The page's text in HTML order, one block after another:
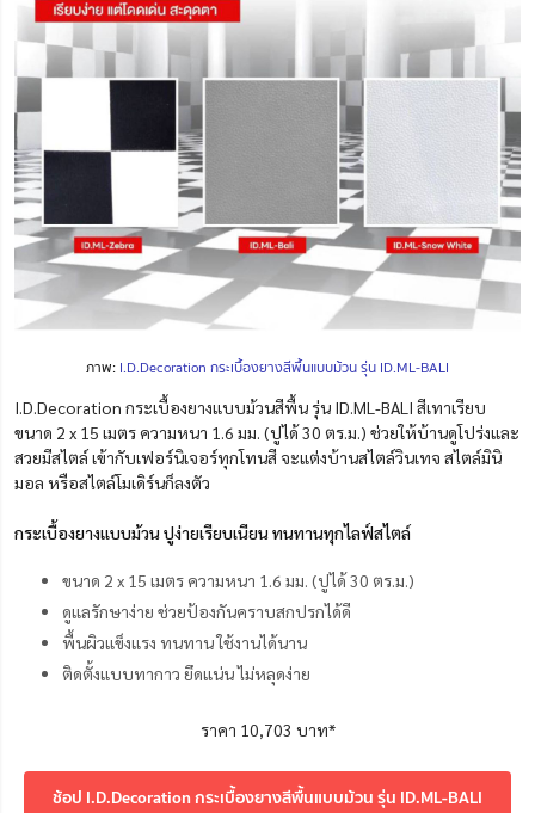
ภาพ: I.D.Decoration กระเบื้องยางสีพื้นแบบม้วน รุ่น ID.ML-BALI
I.D.Decoration กระเบื้องยางแบบม้วนสีพื้น รุ่น ID.ML-BALI สีเทาเรียบ
ขนาด 2 x 15 เมตร ความหนา 1.6 มม. (ปูได้ 30 ตร.ม.) ช่วยให้บ้านดูโปร่งและ
สวยมีสไตล์ เข้ากับเฟอร์นิเจอร์ทุกโทนสี จะแต่งบ้านสไตล์วินเทจ สไตล์มินิ
มอล หรือสไตล์โมเดิร์นก็ลงตัว
กระเบื้องยางแบบม้วน ปูง่ายเรียบเนียน ทนทานทุกไลฟ์สไตล์
ขนาด 2 x 15 เมตร ความหนา 1.6 มม. (ปูได้ 30 ตร.ม.)
ดูแลรักษาง่าย ช่วยป้องกันคราบสกปรกได้ดี
พื้นผิวแข็งแรง ทนทาน ใช้งานได้นาน
ติดตั้งแบบทากาว ยึดแน่น ไม่หลุดง่าย
ราคา 10,703 บาท*
ช้อป I.D.Decoration กระเบื้องยางสีพื้นแบบม้วน รุ่น ID.ML-BALI